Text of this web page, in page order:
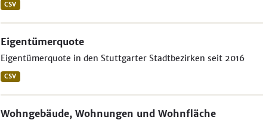
CSV
Eigentümerquote
Eigentümerquote in den Stuttgarter Stadtbezirken seit 2016
CSV
Wohngebäude, Wohnungen und Wohnfläche